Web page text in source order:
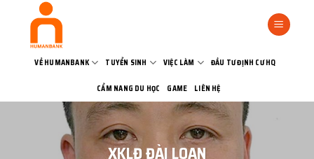
VỀ HUMANBANK TUYỂN SINH VIỆC LÀM ĐẦU TƯ ĐỊNH CƯ HQ
CẨM NANG DU HỌC GAME LIÊN HỆ
XKLĐ ĐÀI LOAN